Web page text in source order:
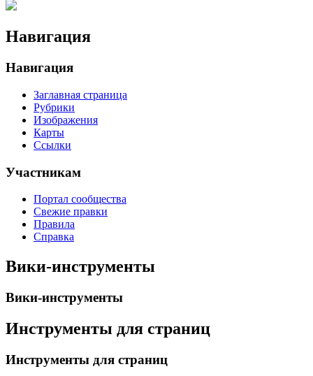
Навигация
Навигация
Заглавная страница
Рубрики
Изображения
Карты
Ссылки
Участникам
Портал сообщества
Свежие правки
Правила
Справка
Вики-инструменты
Вики-инструменты
Инструменты для страниц
Инструменты для страниц